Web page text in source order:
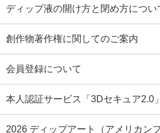
ディップ液の開け方と閉め方につい
創作物著作権に関してのご案内
会員登録について
本人認証サービス「3Dセキュア2.0
2026 ディップアート（アメリカン